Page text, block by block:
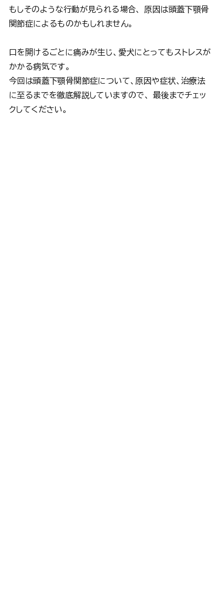
もしそのような行動が見られる場合、 原因は頭蓋下顎骨
関節症によるものかもしれません。
口を開けるごとに痛みが生じ、愛犬にとってもストレスが
かかる病気です。
今回は頭蓋下顎骨関節症について、原因や症状、治療法
に至るまでを徹底解説していますので、 最後までチェッ
クしてください。